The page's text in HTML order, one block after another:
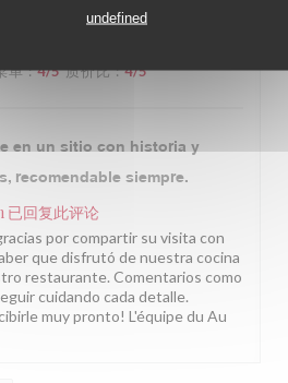
undefined
单: 4/5 质价比: 4/5
en un sitio con historia y
recomendable siempre.
已回复此评论
por compartir su visita con
que disfrutó de nuestra cocina
restaurante. Comentarios como
cuidando cada detalle.
muy pronto! L'équipe du Au